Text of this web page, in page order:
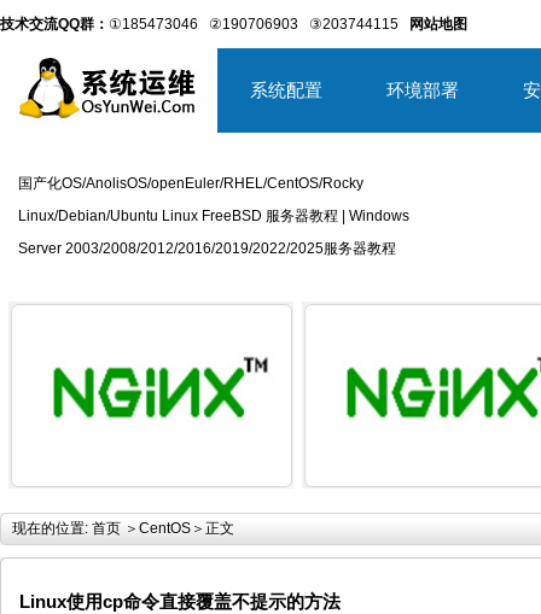
技术交流QQ群： ①185473046 ②190706903 ③203744115 网站地图
系统配置 环境部署
国产化OS/AnolisOS/openEuler/RHEL/CentOS/Rocky
Linux/Debian/Ubuntu Linux FreeBSD 服务器教程 | Windows
Server 2003/2008/2012/2016/2019/2022/2025服务器教程
现在的位置: 首页 ＞ CentOS ＞正文
Linux使用cp命令直接覆盖不提示的方法